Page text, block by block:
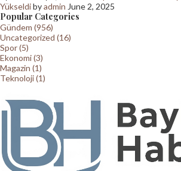
Yükseldibyadmin June 2, 2025
Popular Categories
Gündem (956)
Uncategorized (16)
Spor (5)
Ekonomi (3)
Magazin (1)
Teknoloji (1)